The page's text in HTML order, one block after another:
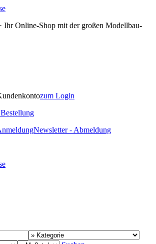
Ihr Online-Shop mit der großen Modellbau-
zum Login
Newsletter - Abmeldung